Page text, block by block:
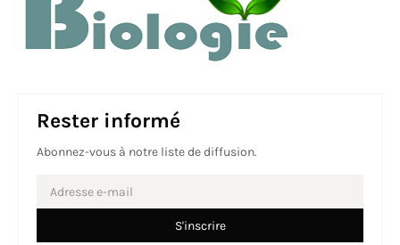
Rester informé
Abonnez-vous à notre liste de diffusion.